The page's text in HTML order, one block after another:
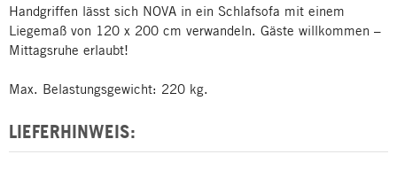
Handgriffen lässt sich NOVA in ein Schlafsofa mit einem
Liegemaß von 120 x 200 cm verwandeln. Gäste willkommen –
Mittagsruhe erlaubt!
Max. Belastungsgewicht: 220 kg.
LIEFERHINWEIS: